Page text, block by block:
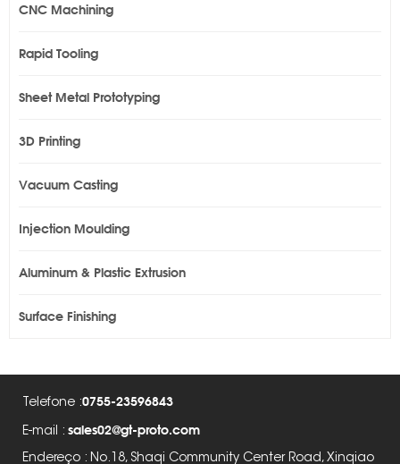
CNC Machining
Rapid Tooling
Sheet Metal Prototyping
3D Printing
Vacuum Casting
Injection Moulding
Aluminum & Plastic Extrusion
Surface Finishing
Telefone :0755-23596843
E-mail : sales02@gt-proto.com
Endereço : No.18, Shaqi Community Center Road, Xinqiao